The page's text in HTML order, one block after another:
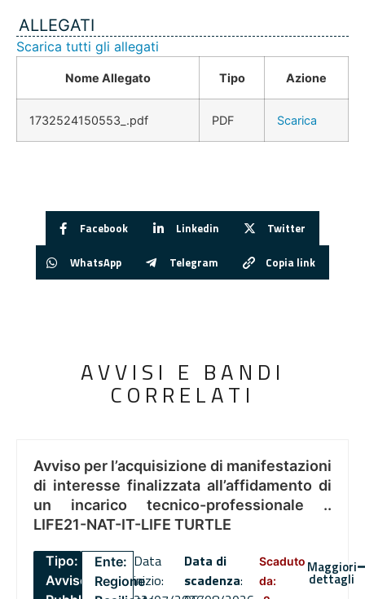
ALLEGATI
Scarica tutti gli allegati
Nome Allegato Tipo Azione
1732524150553_.pdf PDF Scarica
Facebook Linkedin Twitter
WhatsApp Telegram Copia link
AVVISI E BANDI
CORRELATI
Avviso per l’acquisizione di manifestazioni
di interesse finalizzata all’affidamento di
un incarico tecnico-professionale ..
LIFE21-NAT-IT-LIFE TURTLE
Tipo:
Avviso
Ente:
Regione
Data
inizio:
Data di
scadenza:
Scaduto
da:
Maggiori
dettagli